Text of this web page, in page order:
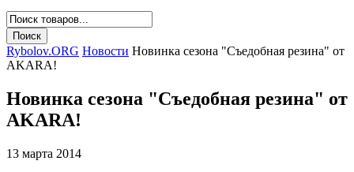
Rybolov.ORG Новости Новинка сезона "Съедобная резина" от
AKARA!
Новинка сезона "Съедобная резина" от
AKARA!
13 марта 2014